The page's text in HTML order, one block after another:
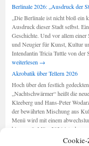
Berlinale 2026: „Ausdruck der
„Die Berlinale ist nicht bloß ein
Ausdruck dieser Stadt selbst.
Geschichte. Und vor allem
und Neugier für Kunst, Kultur
Intendantin Tricia Tuttle von der
weiterlesen →
Akrobatik über Tellern 2026
Hoch über den festlich
„Nachtschwärmer“ heißt die
Kleeberg und Hans-Peter
der bewährten Mischung aus
Menü wird mit einem
bis zum 8. März 2026 ist das …